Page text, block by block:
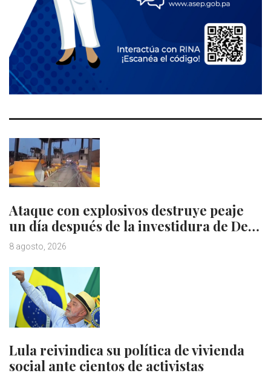
Ataque con explosivos destruye peaje
un día después de la investidura de De…
8 agosto, 2026
Lula reivindica su política de vivienda
social ante cientos de activistas